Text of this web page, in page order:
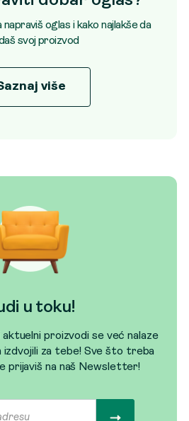
napraviš oglas i kako najlakše da
svoj proizvod
više
u toku!
aktuelni proizvodi se već nalaze
izdvojili za tebe! Sve što treba
prijaviš na naš Newsletter!